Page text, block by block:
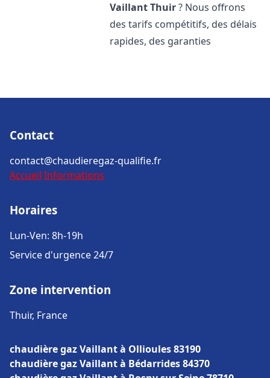
VaillantThuir? Nous offrons
des tarifs compétitifs, des délais
rapides, des garanties
Contact
contact@chaudieregaz-qualifie.fr
Accueil Informations
Horaires
Lun-Ven: 8h-19h
Service d'urgence 24/7
Zone intervention
Thuir, France
chaudière gaz Vaillant à Ollioules 83190
chaudière gaz Vaillant à Bédarrides 84370